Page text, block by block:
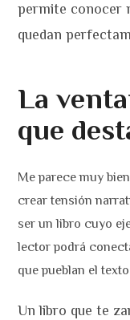
permite conocer
quedan
La
que
Me parece muy
crear tensión
ser un libro cuyo
lector podrá
que pueblan el
Un libro que te